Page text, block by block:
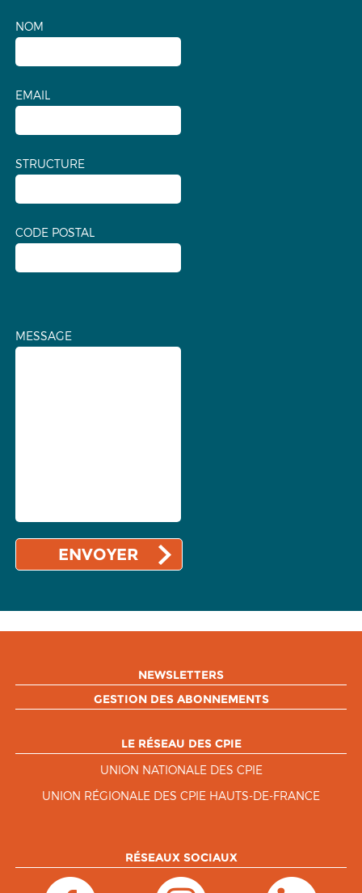
NOM
EMAIL
STRUCTURE
CODE POSTAL
MESSAGE
NEWSLETTERS
GESTION DES ABONNEMENTS
LE RÉSEAU DES CPIE
UNION NATIONALE DES CPIE
UNION RÉGIONALE DES CPIE HAUTS-DE-FRANCE
RÉSEAUX SOCIAUX